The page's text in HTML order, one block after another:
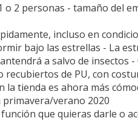
o 2 personas - tamaño del
incluso en
bajo las estrellas - La
a salvo de
de PU, con
la tienda es ahora más
verano 2020
que quieras darle o